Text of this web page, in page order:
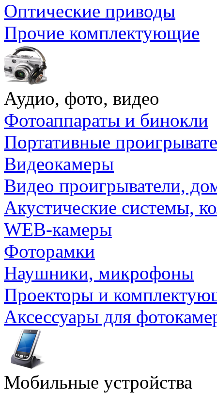
Оптические приводы
Прочие комплектующие
Аудио, фото, видео
Фотоаппараты и бинокли
Портативные
Видеокамеры
Видео проигрыватели,
Акустические системы,
WEB-камеры
Фоторамки
Наушники, микрофоны
Проекторы и
Аксессуары для
Мобильные устройства